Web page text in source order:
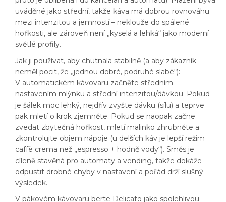
uváděné jako střední, takže káva má dobrou rovnováhu
mezi intenzitou a jemností – neklouže do spálené
hořkosti, ale zároveň není „kyselá a lehká“ jako moderní
světlé profily.
Jak ji používat, aby chutnala stabilně (a aby zákazník
neměl pocit, že „jednou dobré, podruhé slabé“):
V automatickém kávovaru začněte středním
nastavením mlýnku a střední intenzitou/dávkou. Pokud
je šálek moc lehký, nejdřív zvyšte dávku (sílu) a teprve
pak mletí o krok zjemněte. Pokud se naopak začne
zvedat zbytečná hořkost, mletí malinko zhrubněte a
zkontrolujte objem nápoje (u delších káv je lepší režim
caffè crema než „espresso + hodně vody“). Směs je
cíleně stavěná pro automaty a vending, takže dokáže
odpustit drobné chyby v nastavení a pořád drží slušný
výsledek.
V pákovém kávovaru berte Delicato jako spolehlivou